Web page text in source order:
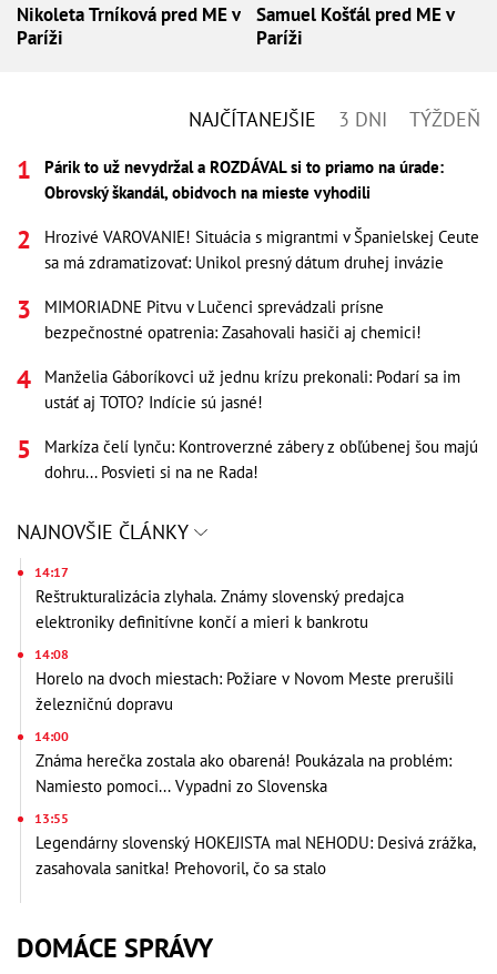
Nikoleta Trníková pred ME v
Paríži
Samuel Košťál pred ME v
Paríži
NAJČÍTANEJŠIE 3 DNI TÝŽDEŇ
Párik to už nevydržal a ROZDÁVAL si to priamo na úrade:
Obrovský škandál, obidvoch na mieste vyhodili
Hrozivé VAROVANIE! Situácia s migrantmi v Španielskej Ceute
sa má zdramatizovať: Unikol presný dátum druhej invázie
MIMORIADNE Pitvu v Lučenci sprevádzali prísne
bezpečnostné opatrenia: Zasahovali hasiči aj chemici!
Manželia Gáboríkovci už jednu krízu prekonali: Podarí sa im
ustáť aj TOTO? Indície sú jasné!
Markíza čelí lynču: Kontroverzné zábery z obľúbenej šou majú
dohru... Posvieti si na ne Rada!
NAJNOVŠIE ČLÁNKY
14:17
Reštrukturalizácia zlyhala. Známy slovenský predajca
elektroniky definitívne končí a mieri k bankrotu
14:08
Horelo na dvoch miestach: Požiare v Novom Meste prerušili
železničnú dopravu
14:00
Známa herečka zostala ako obarená! Poukázala na problém:
Namiesto pomoci... Vypadni zo Slovenska
13:55
Legendárny slovenský HOKEJISTA mal NEHODU: Desivá zrážka,
zasahovala sanitka! Prehovoril, čo sa stalo
DOMÁCE SPRÁVY